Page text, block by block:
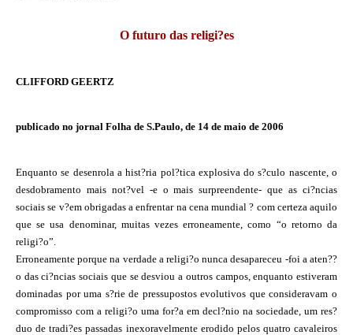
O futuro das religi?es
CLIFFORD GEERTZ
publicado no jornal Folha de S.Paulo, de 14 de maio de 2006
Enquanto se desenrola a hist?ria pol?tica explosiva do s?culo nascente, o
desdobramento mais not?vel -e o mais surpreendente- que as ci?ncias
sociais se v?em obrigadas a enfrentar na cena mundial ? com certeza aquilo
que se usa denominar, muitas vezes erroneamente, como “o retorno da
religi?o”.
Erroneamente porque na verdade a religi?o nunca desapareceu -foi a aten??
o das ci?ncias sociais que se desviou a outros campos, enquanto estiveram
dominadas por uma s?rie de pressupostos evolutivos que consideravam o
compromisso com a religi?o uma for?a em decl?nio na sociedade, um res?
duo de tradi?es passadas inexoravelmente erodido pelos quatro cavaleiros